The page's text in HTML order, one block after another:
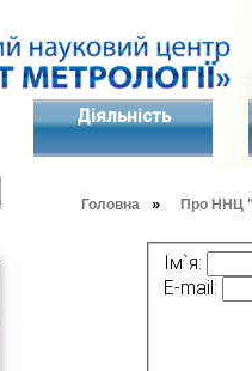
Діяльність
Головна » Про ННЦ
Ім`я:
E-mail: